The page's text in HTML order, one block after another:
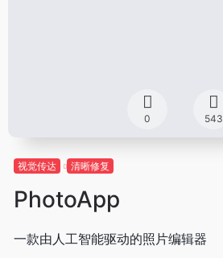
0 543
视觉传达 清晰修复
PhotoApp
一款由人工智能驱动的照片编辑器